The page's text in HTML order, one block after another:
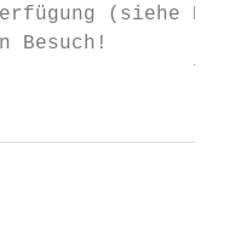
(siehe
Besuch!
7